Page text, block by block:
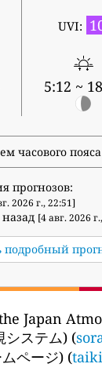
UVI:
5:12 ~
часового
прогнозов:
2026 г., 22:51]
[4 авг. 2026
Japan
システム) (
ページ) (